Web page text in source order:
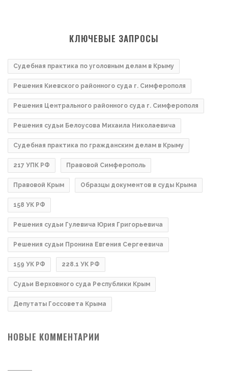
КЛЮЧЕВЫЕ ЗАПРОСЫ
Судебная практика по уголовным делам в Крыму
Решения Киевского районного суда г. Симферополя
Решения Центрального районного суда г. Симферополя
Решения судьи Белоусова Михаила Николаевича
Судебная практика по гражданским делам в Крыму
217 УПК РФ Правовой Симферополь
Правовой Крым Образцы документов в суды Крыма
158 УК РФ
Решения судьи Гулевича Юрия Григорьевича
Решения судьи Пронина Евгения Сергеевича
159 УК РФ 228.1 УК РФ
Судьи Верховного суда Республики Крым
Депутаты Госсовета Крыма
НОВЫЕ КОММЕНТАРИИ